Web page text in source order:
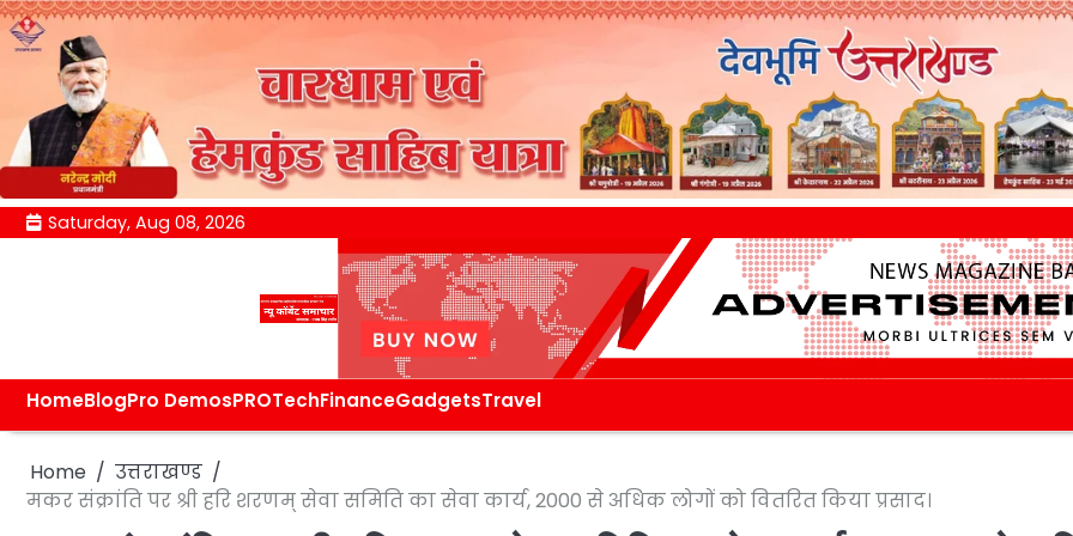
Skip Saturday, Aug 08, 2026
HomeBlogPro DemosPROTechFinanceGadgetsTravel
Home
उत्तराखण्ड
मकर संक्रांति पर श्री हरि शरणम् सेवा समिति का सेवा कार्य, 2000 से अधिक लोगों को वितरित किया प्रसाद।